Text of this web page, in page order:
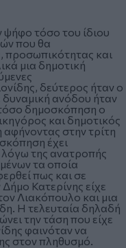
ψήφο τόσο του ίδιου
που θα
και
μια δημοτική
δεύτερος ήταν ο
ανόδου ήταν
δημοσκόπηση ο
και δημοτικός
στην τρίτη
έχει
λόγω της ανατροπής
τα οποία
πως και σε
Κατερίνης είχε
Λιακόπουλο και μια
Η τελευταία δηλαδή
την τάση που είχε
φαινόταν να
στον πληθυσμό.